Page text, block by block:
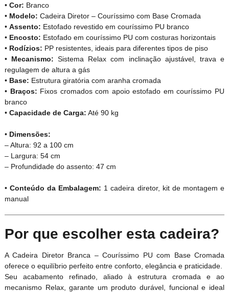
• Cor: Branco
• Modelo: Cadeira Diretor – Couríssimo com Base Cromada
• Assento: Estofado revestido em couríssimo PU branco
• Encosto: Estofado em couríssimo PU com costuras horizontais
• Rodízios: PP resistentes, ideais para diferentes tipos de piso
• Mecanismo: Sistema Relax com inclinação ajustável, trava e
regulagem de altura a gás
• Base: Estrutura giratória com aranha cromada
• Braços: Fixos cromados com apoio estofado em couríssimo PU
branco
• Capacidade de Carga: Até 90 kg
• Dimensões:
– Altura: 92 a 100 cm
– Largura: 54 cm
– Profundidade do assento: 47 cm
•Conteúdo da Embalagem: 1 cadeira diretor, kit de montagem e
manual
Por que escolher esta cadeira?
A Cadeira Diretor Branca – Couríssimo PU com Base Cromada
oferece o equilíbrio perfeito entre conforto, elegância e praticidade.
Seu acabamento refinado, aliado à estrutura cromada e ao
mecanismo Relax, garante um produto durável, funcional e ideal